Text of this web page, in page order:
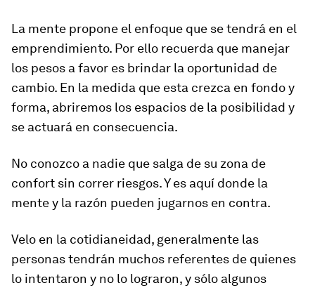
La mente propone el enfoque que se tendrá en el
emprendimiento. Por ello recuerda que manejar
los pesos a favor es brindar la oportunidad de
cambio. En la medida que esta crezca en fondo y
forma, abriremos los espacios de la posibilidad y
se actuará en consecuencia.
No conozco a nadie que salga de su zona de
confort sin correr riesgos. Y es aquí donde la
mente y la razón pueden jugarnos en contra.
Velo en la cotidianeidad, generalmente las
personas tendrán muchos referentes de quienes
lo intentaron y no lo lograron, y sólo algunos